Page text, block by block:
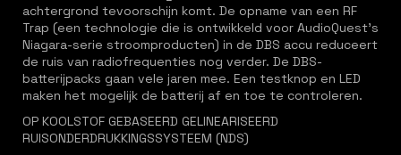
achtergrond tevoorschijn komt. De opname van een RF
Trap (een technologie die is ontwikkeld voor AudioQuest's
Niagara-serie stroomproducten) in de DBS accu reduceert
de ruis van radiofrequenties nog verder. De DBS-
batterijpacks gaan vele jaren mee. Een testknop en LED
maken het mogelijk de batterij af en toe te controleren.
OP KOOLSTOF GEBASEERD GELINEARISEERD
RUISONDERDRUKKINGSSYSTEEM (NDS)